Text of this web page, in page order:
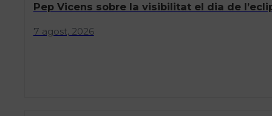
Pep Vicens sobre la visibilitat el dia de
7 agost, 2026